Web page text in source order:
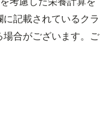
記載されているクラ
合がございます。ご